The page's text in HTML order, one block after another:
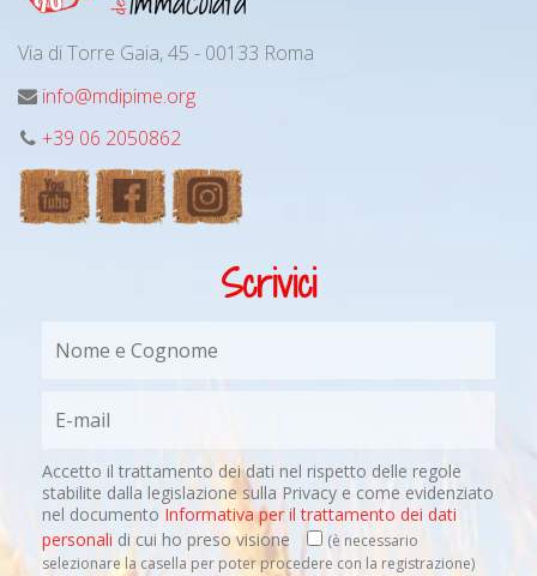
Via di Torre Gaia, 45 - 00133 Roma
info@mdipime.org
+39 06 2050862
Scrivici
Accetto il trattamento dei dati nel rispetto delle regole
stabilite dalla legislazione sulla Privacy e come evidenziato
nel documento Informativa per il trattamento dei dati
personali di cui ho preso visione
(è necessario
selezionare la casella per poter procedere con la registrazione)